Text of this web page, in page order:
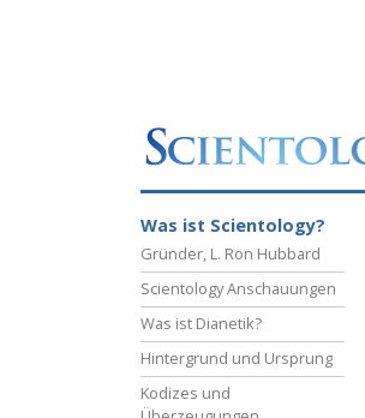
Was ist Scientology?
Gründer, L. Ron Hubbard
Scientology Anschauungen
Was ist Dianetik?
Hintergrund und Ursprung
Kodizes und